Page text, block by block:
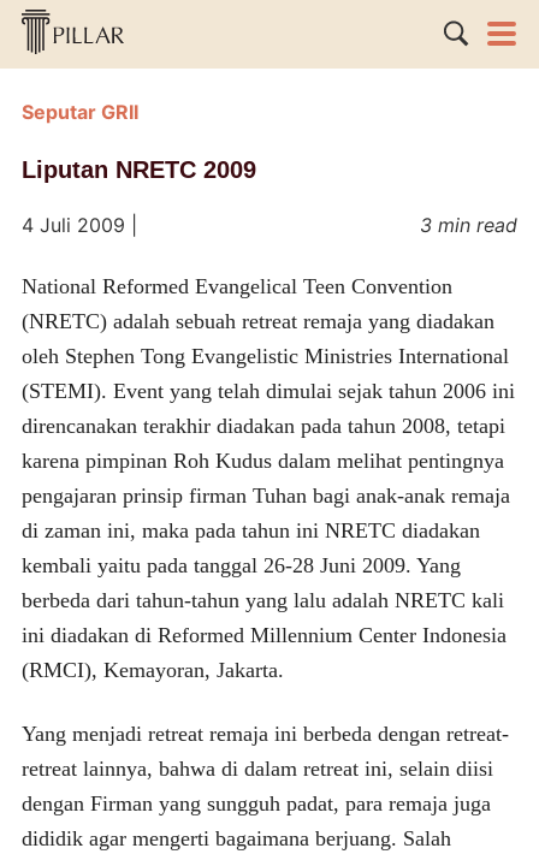
Seputar GRII
Liputan NRETC 2009
4 Juli 2009 3 min read
National Reformed Evangelical Teen Convention
(NRETC) adalah sebuah retreat remaja yang diadakan
oleh Stephen Tong Evangelistic Ministries International
(STEMI). Event yang telah dimulai sejak tahun 2006 ini
direncanakan terakhir diadakan pada tahun 2008, tetapi
karena pimpinan Roh Kudus dalam melihat pentingnya
pengajaran prinsip firman Tuhan bagi anak-anak remaja
di zaman ini, maka pada tahun ini NRETC diadakan
kembali yaitu pada tanggal 26-28 Juni 2009. Yang
berbeda dari tahun-tahun yang lalu adalah NRETC kali
ini diadakan di Reformed Millennium Center Indonesia
(RMCI), Kemayoran, Jakarta.
Yang menjadi retreat remaja ini berbeda dengan retreat-
retreat lainnya, bahwa di dalam retreat ini, selain diisi
dengan Firman yang sungguh padat, para remaja juga
dididik agar mengerti bagaimana berjuang. Salah